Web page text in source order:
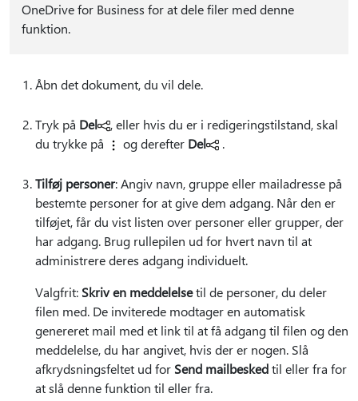
OneDrive for Business for at dele filer med denne
funktion.
Åbn det dokument, du vil dele.
Tryk på Del
, eller hvis du er i redigeringstilstand, skal
du trykke på
og derefter Del .
Tilføj personer: Angiv navn, gruppe eller mailadresse på
bestemte personer for at give dem adgang. Når den er
tilføjet, får du vist listen over personer eller grupper, der
har adgang. Brug rullepilen ud for hvert navn til at
administrere deres adgang individuelt.
Valgfrit: Skriv en meddelelsetil de personer, du deler
filen med. De inviterede modtager en automatisk
genereret mail med et link til at få adgang til filen og den
meddelelse, du har angivet, hvis der er nogen. Slå
afkrydsningsfeltet ud for Send mailbeskedtil eller fra for
at slå denne funktion til eller fra.